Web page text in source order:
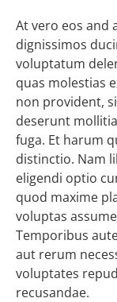
At vero eos and
dignissimos
voluptatum
quas molestias
non provident,
deserunt
fuga. Et harum
distinctio. Nam
eligendi optio
quod maxime
voluptas
Temporibus
aut rerum
voluptates
recusandae.